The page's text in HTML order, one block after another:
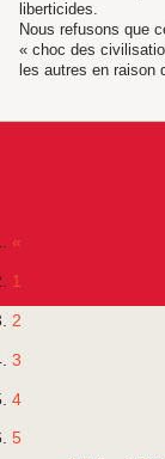
liberticides.
Nous refusons que
« choc des
les autres en raison
«
1
2
3
4
5